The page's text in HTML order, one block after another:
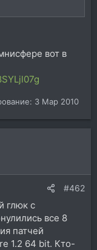
вот в
3 Мар 2010
#462
глюк с
все 8
патчей
1.2 64 bit. Кто-